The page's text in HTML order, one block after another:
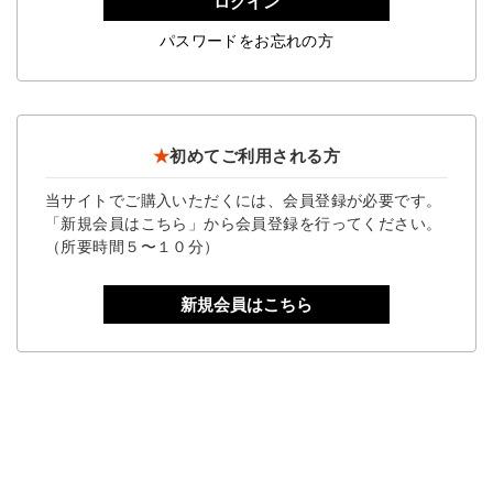
パスワードをお忘れの方
★初めてご利用される方
当サイトでご購入いただくには、会員登録が必要です。
「新規会員はこちら」から会員登録を行ってください。
（所要時間５〜１０分）
新規会員はこちら